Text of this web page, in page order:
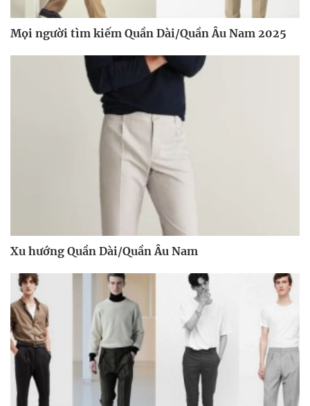
Mọi người tìm kiếm Quần Dài/Quần Âu Nam 2025
Xu hướng Quần Dài/Quần Âu Nam